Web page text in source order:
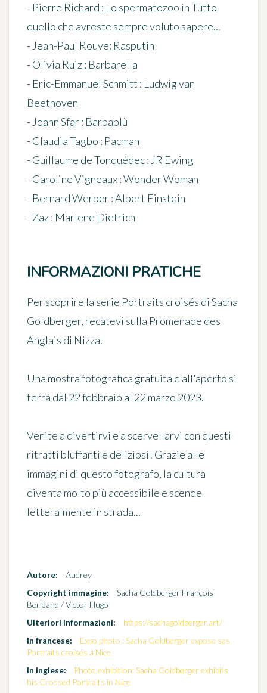
- Pierre Richard : Lo spermatozoo in Tutto
quello che avreste sempre voluto sapere...
- Jean-Paul Rouve: Rasputin
- Olivia Ruiz : Barbarella
- Eric-Emmanuel Schmitt : Ludwig van
Beethoven
- Joann Sfar : Barbablù
- Claudia Tagbo : Pacman
- Guillaume de Tonquédec : JR Ewing
- Caroline Vigneaux : Wonder Woman
- Bernard Werber : Albert Einstein
- Zaz : Marlene Dietrich
INFORMAZIONI PRATICHE
Per scoprire la serie Portraits croisés di Sacha
Goldberger, recatevi sulla Promenade des
Anglais di Nizza.
Una mostra fotografica gratuita e all'aperto si
terrà dal 22 febbraio al 22 marzo 2023.
Venite a divertirvi e a scervellarvi con questi
ritratti bluffanti e deliziosi! Grazie alle
immagini di questo fotografo, la cultura
diventa molto più accessibile e scende
letteralmente in strada...
Autore:
Audrey
Copyright immagine:
Sacha Goldberger François
Berléand / Victor Hugo
Ulteriori informazioni:
https://sachagoldberger.art/
In francese:
Expo photo : Sacha Goldberger expose ses
Portraits croisés à Nice
In inglese:
Photo exhibition: Sacha Goldberger exhibits
his Crossed Portraits in Nice